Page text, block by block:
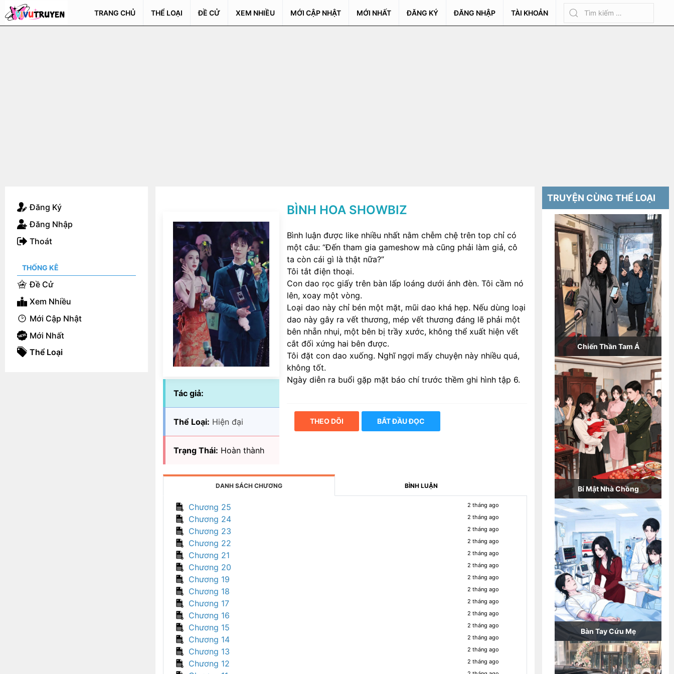
TRANG CHỦ THỂ LOẠI ĐỀ CỬ XEM NHIỀU MỚI CẬP NHẬT MỚI NHẤT ĐĂNG KÝ ĐĂNG NHẬP TÀI KHOẢN
BÌNH HOA SHOWBIZ
Tác giả:
Thể Loại: Hiện đại
Trạng Thái: Hoàn thành
Bình luận được like nhiều nhất nằm chễm chệ trên top chỉ có
một câu: “Đến tham gia gameshow mà cũng phải làm giả, cô
ta còn cái gì là thật nữa?”
Tôi tắt điện thoại.
Con dao rọc giấy trên bàn lấp loáng dưới ánh đèn. Tôi cầm nó
lên, xoay một vòng.
Loại dao này chỉ bén một mặt, mũi dao khá hẹp. Nếu dùng loại
dao này gây ra vết thương, mép vết thương đáng lẽ phải một
bên nhẵn nhụi, một bên bị trầy xước, không thể xuất hiện vết
cắt đối xứng hai bên được.
Tôi đặt con dao xuống. Nghĩ ngợi mấy chuyện này nhiều quá,
không tốt.
Ngày diễn ra buổi gặp mặt báo chí trước thềm ghi hình tập 6.
THEO DÕI BẮT ĐẦU ĐỌC
DANH SÁCH CHƯƠNG BÌNH LUẬN
Chương 25 2 tháng ago
Chương 24 2 tháng ago
Chương 23 2 tháng ago
Chương 22 2 tháng ago
Chương 21 2 tháng ago
Chương 20 2 tháng ago
Chương 19 2 tháng ago
Chương 18 2 tháng ago
Chương 17 2 tháng ago
Chương 16 2 tháng ago
Chương 15 2 tháng ago
Chương 14 2 tháng ago
Chương 13 2 tháng ago
Chương 12 2 tháng ago
Đăng Ký
Đăng Nhập
Thoát
THỐNG KÊ
Đề Cử
Xem Nhiều
Mới Cập Nhật
Mới Nhất
Thể Loại
TRUYỆN CÙNG THỂ LOẠI
Chiến Thần Tam Á
Bí Mật Nhà Chồng
Bàn Tay Cứu Mẹ